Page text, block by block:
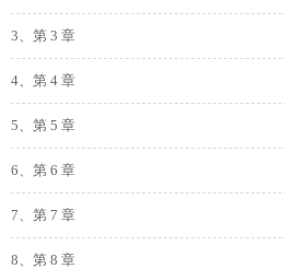
3、第 3 章
4、第 4 章
5、第 5 章
6、第 6 章
7、第 7 章
8、第 8 章